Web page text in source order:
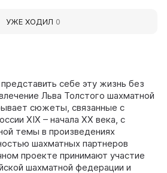
себе эту жизнь без
Льва Толстого шахматной
сюжеты, связанные с
XIX – начала XX века, с
темы в произведениях
шахматных партнеров
проекте принимают участие
шахматной федерации и
УЖЕ ХОДИЛ 0